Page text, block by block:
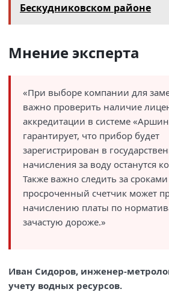
Бескудниковском районе
Мнение эксперта
«При выборе компании для
важно проверить наличие
аккредитации в системе
гарантирует, что прибор будет
зарегистрирован в
начисления за воду останутся
Также важно следить за
просроченный счетчик может
начислению платы по
зачастую дороже.»
Иван Сидоров, инженер-
учету водных ресурсов.